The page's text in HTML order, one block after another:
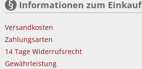
Informationen zum Einkauf
Versandkosten
Zahlungsarten
14 Tage Widerrufsrecht
Gewährleistung